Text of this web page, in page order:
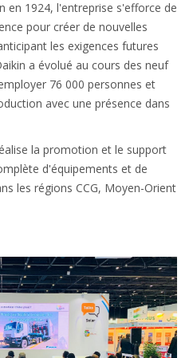
en 1924, l'entreprise s'efforce de
pour créer de nouvelles
les exigences futures
a évolué au cours des neuf
76 000 personnes et
avec une présence dans
la promotion et le support
d'équipements et de
les régions CCG, Moyen-Orient